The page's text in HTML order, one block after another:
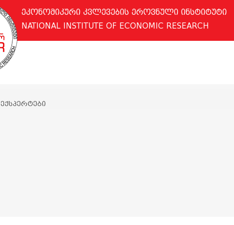
ეკონომიკური კვლევების ეროვნული ინსტიტუტი
NATIONAL INSTITUTE OF ECONOMIC RESEARCH
ექსპერტები